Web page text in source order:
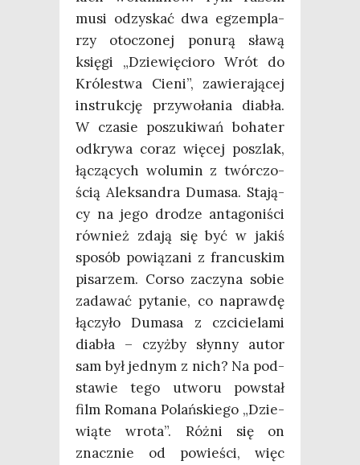
musi odzy­skać dwa egzem­pla­
rzy oto­czo­nej ponu­rą sła­wą
księ­gi „Dzie­wię­cio­ro Wrót do
Kró­le­stwa Cie­ni”, zawie­ra­ją­cej
instruk­cję przy­wo­ła­nia dia­bła.
W cza­sie poszu­ki­wań boha­ter
odkry­wa coraz wię­cej poszlak,
łączą­cych wolu­min z twór­czo­
ścią Alek­san­dra Duma­sa. Sta­ją­
cy na jego dro­dze anta­go­ni­ści
rów­nież zda­ją się być w jakiś
spo­sób powią­za­ni z fran­cu­skim
pisa­rzem. Cor­so zaczy­na sobie
zada­wać pyta­nie, co napraw­dę
łączy­ło Duma­sa z czci­cie­la­mi
dia­bła – czyż­by słyn­ny autor
sam był jed­nym z nich? Na pod­
sta­wie tego utwo­ru powstał
film Roma­na Polań­skie­go „Dzie­
wią­te wro­ta”. Róż­ni się on
znacz­nie od powie­ści, więc